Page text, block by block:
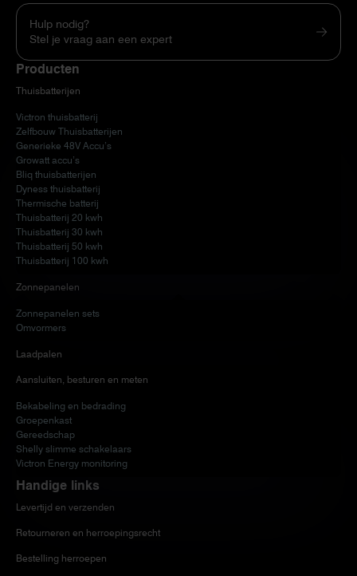
Hulp nodig?
Stel je vraag aan een expert
Producten
Thuisbatterijen
Victron thuisbatterij
Zelfbouw Thuisbatterijen
Generieke 48V Accu’s
Growatt accu’s
Bliq thuisbatterijen
Dyness thuisbatterij
Thermische batterij
Thuisbatterij 20 kwh
Thuisbatterij 30 kwh
Thuisbatterij 50 kwh
Thuisbatterij 100 kwh
Zonnepanelen
Zonnepanelen sets
Omvormers
Laadpalen
Aansluiten, besturen en meten
Bekabeling en bedrading
Groepenkast
Gereedschap
Shelly slimme schakelaars
Victron Energy monitoring
Handige links
Levertijd en verzenden
Retourneren en herroepingsrecht
Bestelling herroepen